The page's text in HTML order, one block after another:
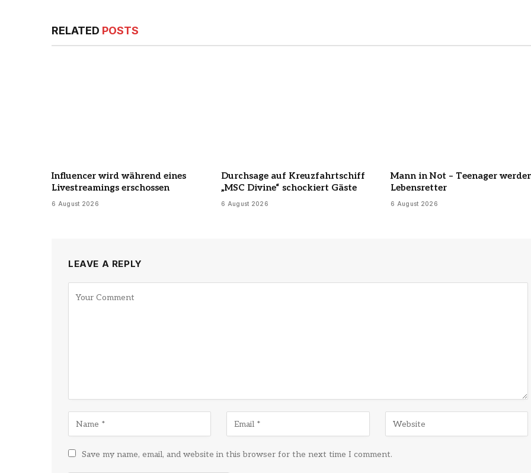
RELATED POSTS
Influencer wird während eines
Livestreamings erschossen
6 August 2026
Durchsage auf Kreuzfahrtschiff
„MSC Divine“ schockiert Gäste
6 August 2026
Mann in Not – Teenager
Lebensretter
6 August 2026
LEAVE A REPLY
Save my name, email, and website in this browser for the next time I comment.